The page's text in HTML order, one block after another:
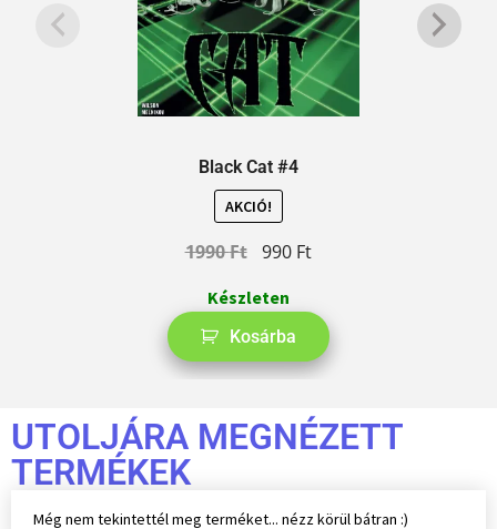
Black Cat #4
AKCIÓ!
1990Ft 990 Ft
Készleten
Kosárba
UTOLJÁRA MEGNÉZETT
TERMÉKEK
Még nem tekintettél meg terméket... nézz körül bátran :)